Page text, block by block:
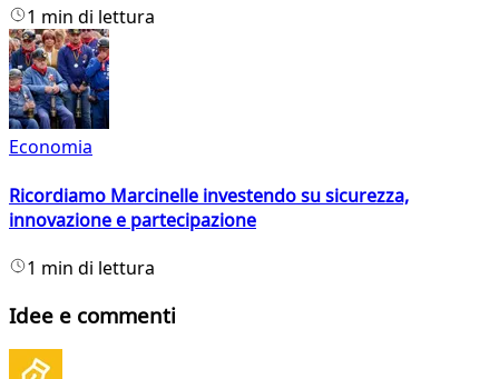
1 min di lettura
Economia
Ricordiamo Marcinelle investendo su sicurezza,
innovazione e partecipazione
1 min di lettura
Idee e commenti